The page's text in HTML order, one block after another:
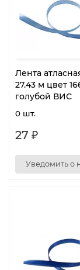
Лента
27.43 м цвет
голубой ВИС
0 шт.
27 ₽
Уведомить о